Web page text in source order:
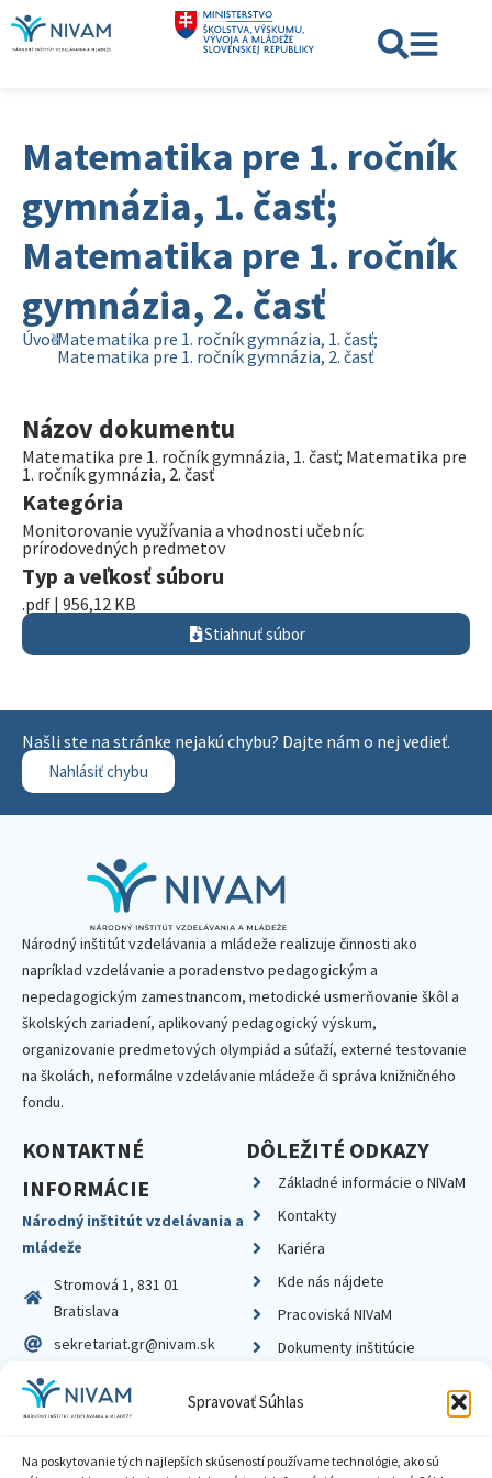
Spravovať Súhlas
Na poskytovanie tých najlepších skúseností používame technológie, ako sú
Matematika pre 1. ročník
gymnázia, 1. časť;
Matematika pre 1. ročník
gymnázia, 2. časť
ÚvodMatematika pre 1. ročník gymnázia, 1. časť;
Matematika pre 1. ročník gymnázia, 2. časť
Názov dokumentu
Matematika pre 1. ročník gymnázia, 1. časť; Matematika pre
1. ročník gymnázia, 2. časť
Kategória
Monitorovanie využívania a vhodnosti učebníc
prírodovedných predmetov
Typ a veľkosť súboru
.pdf | 956,12 KB
Stiahnuť súbor
Našli ste na stránke nejakú chybu? Dajte nám o nej vedieť.
Nahlásiť chybu
Národný inštitút vzdelávania a mládeže realizuje činnosti ako
napríklad vzdelávanie a poradenstvo pedagogickým a
nepedagogickým zamestnancom, metodické usmerňovanie škôl a
školských zariadení, aplikovaný pedagogický výskum,
organizovanie predmetových olympiád a súťaží, externé testovanie
na školách, neformálne vzdelávanie mládeže či správa knižničného
fondu.
KONTAKTNÉ
INFORMÁCIE
Národný inštitút vzdelávania a
mládeže
Stromová 1, 831 01
Bratislava
sekretariat.gr@nivam.sk
IČO: 00164348
DIČ: 2020798714
DÔLEŽITÉ ODKAZY
Základné informácie o NIVaM
Kontakty
Kariéra
Kde nás nájdete
Pracoviská NIVaM
Dokumenty inštitúcie